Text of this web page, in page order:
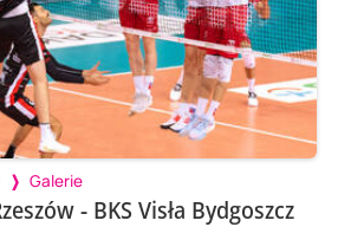
Galerie
- BKS Visła Bydgoszcz